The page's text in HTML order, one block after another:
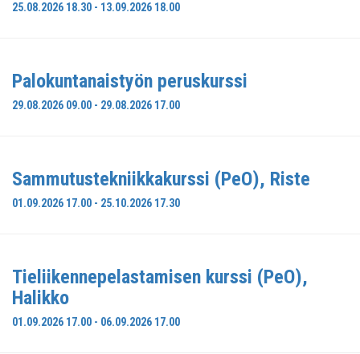
25.08.2026 18.30 - 13.09.2026 18.00
Palokuntanaistyön peruskurssi
29.08.2026 09.00 - 29.08.2026 17.00
Sammutustekniikkakurssi (PeO), Riste
01.09.2026 17.00 - 25.10.2026 17.30
Tieliikennepelastamisen kurssi (PeO),
Halikko
01.09.2026 17.00 - 06.09.2026 17.00